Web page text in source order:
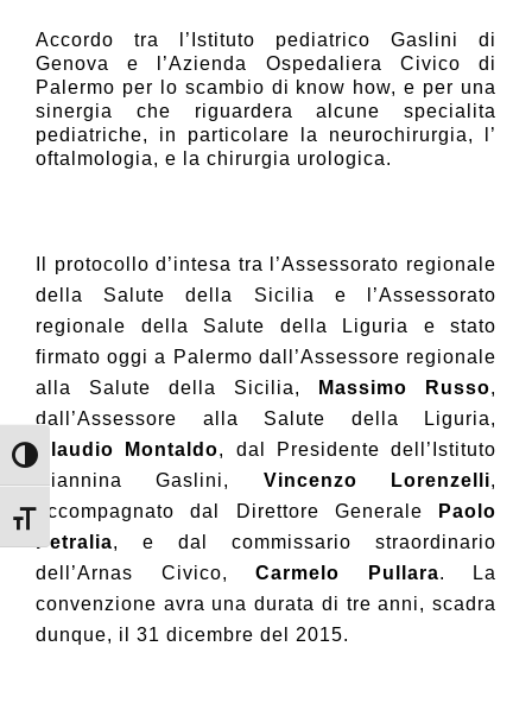
Attiva/disattiva alto contrasto
Attiva/disattiva dimensione testo
Accordo tra l’Istituto pediatrico Gaslini di
Genova e l’Azienda Ospedaliera Civico di
Palermo per lo scambio di know how, e per una
sinergia che riguardera alcune specialita
pediatriche, in particolare la neurochirurgia, l’
oftalmologia, e la chirurgia urologica.
Il protocollo d’intesa tra l’Assessorato regionale
della Salute della Sicilia e l’Assessorato
regionale della Salute della Liguria e stato
firmato oggi a Palermo dall’Assessore regionale
alla Salute della Sicilia,
Massimo Russo,
dall’Assessore alla Salute della Liguria,
Claudio Montaldo, dal Presidente dell’Istituto
Giannina Gaslini, Vincenzo Lorenzelli,
accompagnato dal Direttore Generale
Paolo
Petralia, e dal commissario straordinario
dell’Arnas Civico, Carmelo Pullara. La
convenzione avra una durata di tre anni, scadra
dunque, il 31 dicembre del 2015.